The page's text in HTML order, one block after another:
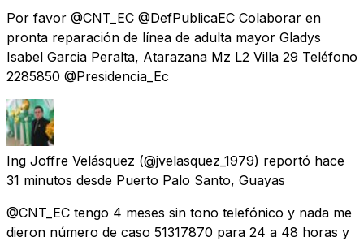
Por favor @CNT_EC @DefPublicaEC Colaborar en
pronta reparación de línea de adulta mayor Gladys
Isabel Garcia Peralta, Atarazana Mz L2 Villa 29 Teléfono
2285850 @Presidencia_Ec
Ing Joffre Velásquez (@jvelasquez_1979) reportó hace
31 minutos desde Puerto Palo Santo, Guayas
@CNT_EC tengo 4 meses sin tono telefónico y nada me
dieron número de caso 51317870 para 24 a 48 horas y